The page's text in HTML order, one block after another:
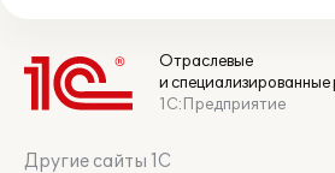
Отраслевые
и
1С:Предприятие
Другие сайты 1С